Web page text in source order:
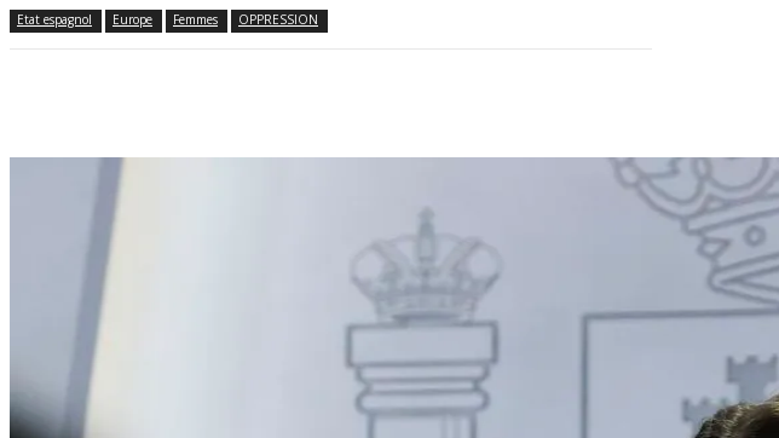
Etat espagnol Europe Femmes OPPRESSION